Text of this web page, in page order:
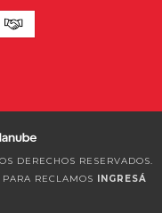
DERECHOS RESERVADOS.
RECLAMOS
INGRESÁ